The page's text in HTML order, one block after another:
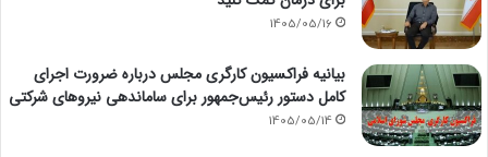
1405/05/16
بیانیه فراکسیون کارگری مجلس درباره ضرورت اجرای
کامل دستور رئیس‌جمهور برای ساماندهی نیروهای شرکتی
1405/05/14